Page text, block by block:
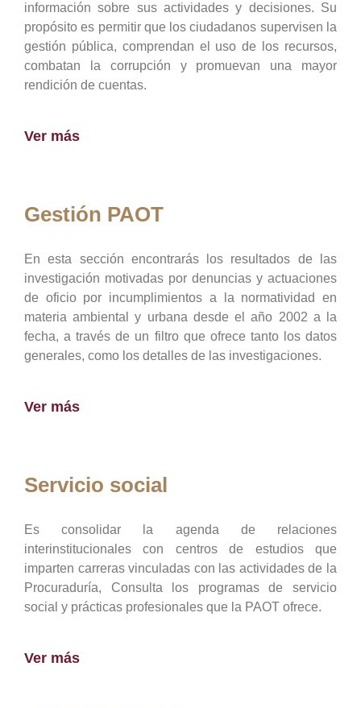
información sobre sus actividades y decisiones. Su
propósito es permitir que los ciudadanos supervisen la
gestión pública, comprendan el uso de los recursos,
combatan la corrupción y promuevan una mayor
rendición de cuentas.
Ver más
Gestión PAOT
En esta sección encontrarás los resultados de las
investigación motivadas por denuncias y actuaciones
de oficio por incumplimientos a la normatividad en
materia ambiental y urbana desde el año 2002 a la
fecha, a través de un filtro que ofrece tanto los datos
generales, como los detalles de las investigaciones.
Ver más
Servicio social
Es consolidar la agenda de relaciones
interinstitucionales con centros de estudios que
imparten carreras vinculadas con las actividades de la
Procuraduría, Consulta los programas de servicio
social y prácticas profesionales que la PAOT ofrece.
Ver más